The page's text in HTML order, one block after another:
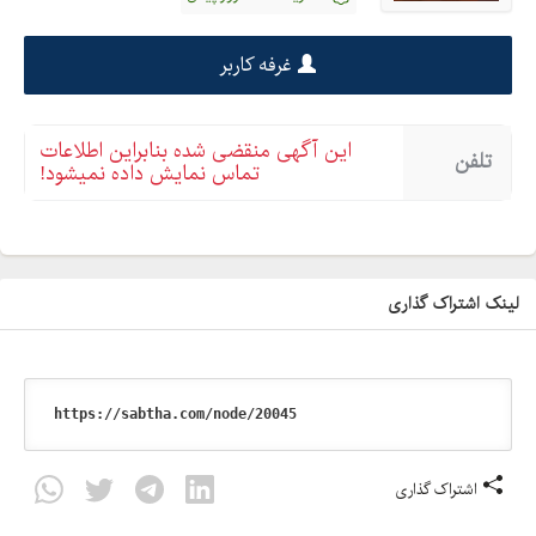
غرفه کاربر
تلفن این آگهی منقضی شده بنابراین اطلاعات
تماس نمایش داده نمیشود!
لینک اشتراک گذاری
اشتراک گذاری